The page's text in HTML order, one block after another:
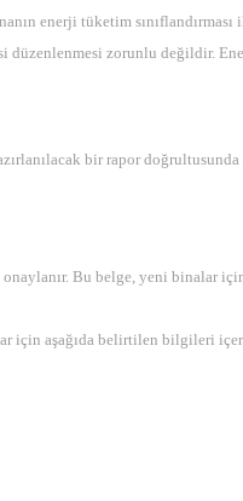
enerji tüketim
zorunlu değildir.
bir rapor
Bu belge, yeni binalar
için aşağıda belirtilen bilgileri